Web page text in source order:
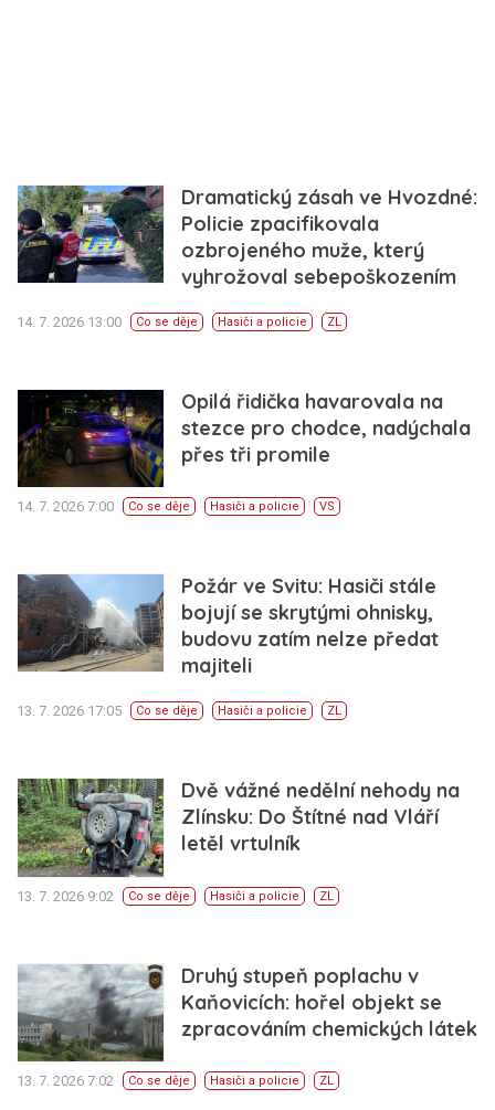
Dramatický zásah ve Hvozdné:
Policie zpacifikovala
ozbrojeného muže, který
vyhrožoval sebepoškozením
14. 7. 2026 13:00 Co se děje Hasiči a policie ZL
Opilá řidička havarovala na
stezce pro chodce, nadýchala
přes tři promile
14. 7. 2026 7:00 Co se děje Hasiči a policie VS
Požár ve Svitu: Hasiči stále
bojují se skrytými ohnisky,
budovu zatím nelze předat
majiteli
13. 7. 2026 17:05 Co se děje Hasiči a policie ZL
Dvě vážné nedělní nehody na
Zlínsku: Do Štítné nad Vláří
letěl vrtulník
13. 7. 2026 9:02 Co se děje Hasiči a policie ZL
Druhý stupeň poplachu v
Kaňovicích: hořel objekt se
zpracováním chemických látek
13. 7. 2026 7:02 Co se děje Hasiči a policie ZL